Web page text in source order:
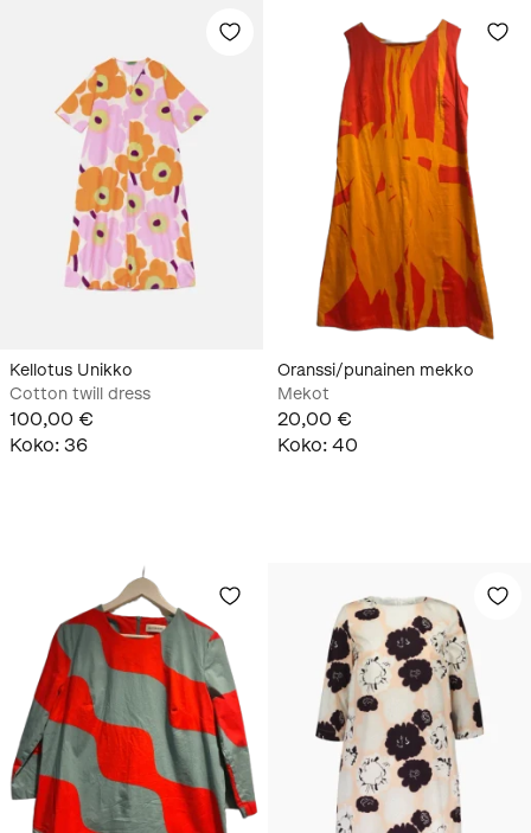
Kellotus Unikko
Cotton twill dress
100,00 €
Koko: 36
Oranssi/punainen mekko
Mekot
20,00 €
Koko: 40